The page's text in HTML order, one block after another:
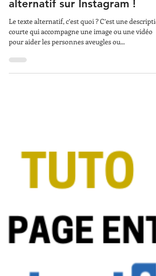
visible grâce au texte
alternatif sur Instagram !
Le texte alternatif, c’est quoi ? C’est une
pour aider les personnes aveugles ou...